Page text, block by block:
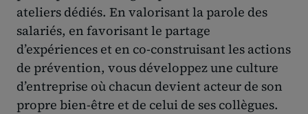
ateliers dédiés. En valorisant la parole des
salariés, en favorisant le partage
d’expériences et en co-construisant les actions
de prévention, vous développez une culture
d’entreprise où chacun devient acteur de son
propre bien-être et de celui de ses collègues.